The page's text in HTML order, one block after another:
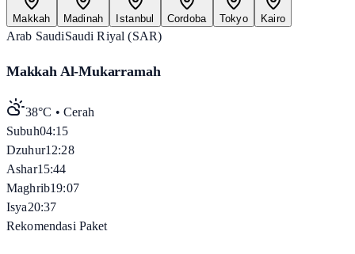
Makkah Madinah Istanbul Cordoba Tokyo Kairo
Arab SaudiSaudi Riyal (SAR)
Makkah Al-Mukarramah
38°C •Cerah
Subuh04:15
Dzuhur12:28
Ashar15:44
Maghrib19:07
Isya20:37
Rekomendasi Paket